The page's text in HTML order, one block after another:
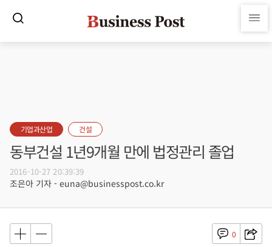
기업과산업 건설
동부건설 1년9개월 만에 법정관리 졸업
2016-10-27 20:39:39
조은아 기자 - euna@businesspost.co.kr
0